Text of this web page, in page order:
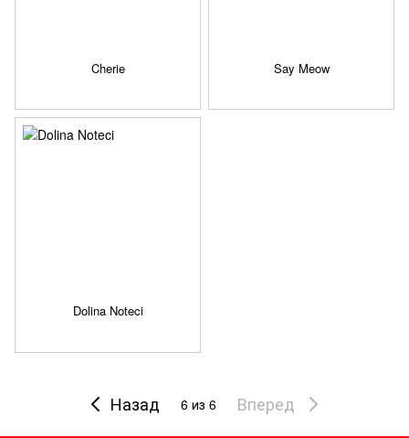
Cherie Say Meow
Dolina Noteci
Назад 6 из 6 Вперед